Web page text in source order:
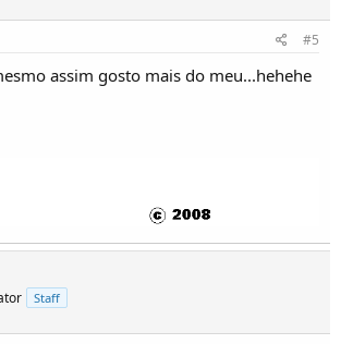
#5
assim gosto mais do meu...hehehe
Staff